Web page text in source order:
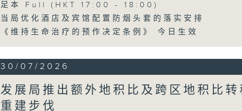
足本 Full (HKT 17:00 - 18:00)
当局优化酒店及宾馆配置防烟头套的落实安排
《维持生命治疗的预作决定条例》 今日生效
30/07/2026
发展局推出额外地积比及跨区地积比
重建步伐